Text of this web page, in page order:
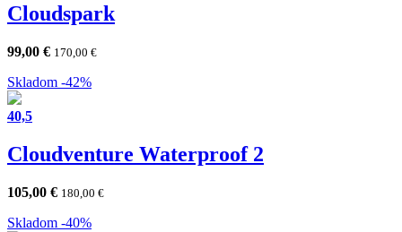
Cloudspark
99,00 € 170,00 €
Skladom -42%
40,5
Cloudventure Waterproof 2
105,00 € 180,00 €
Skladom -40%